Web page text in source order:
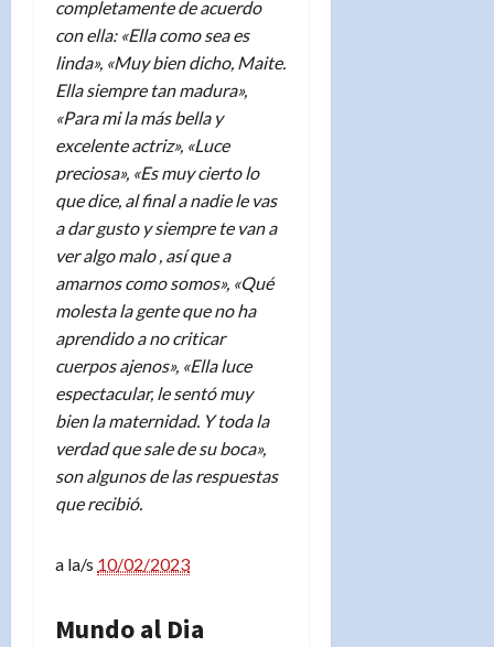
completamente de acuerdo
con ella: «Ella como sea es
linda», «Muy bien dicho, Maite.
Ella siempre tan madura»,
«Para mi la más bella y
excelente actriz», «Luce
preciosa», «Es muy cierto lo
que dice, al final a nadie le vas
a dar gusto y siempre te van a
ver algo malo , así que a
amarnos como somos», «Qué
molesta la gente que no ha
aprendido a no criticar
cuerpos ajenos», «Ella luce
espectacular, le sentó muy
bien la maternidad. Y toda la
verdad que sale de su boca»,
son algunos de las respuestas
que recibió.
a la/s 10/02/2023
Mundo al Dia